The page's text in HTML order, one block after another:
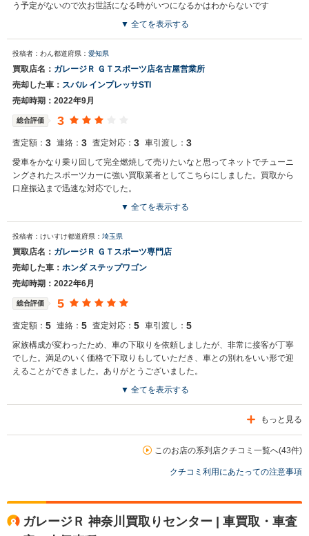
う予定がないので次お世話になる時がいつになるかはわからないです
▼ 全てを表示する
投稿者：わん都道府県： 愛知県
買取店名： ガレージＲ ＧＴスポーツ店名古屋営業所
売却した車： スバル インプレッサSTI
売却時期：2022年9月
総合評価 3
査定額： 3 連絡： 3 査定対応： 3 車引渡し： 3
愛車をかなり乗り回して完全燃焼して売りたいなと思ってネットでチューニ
ングされたスポーツカーに強い買取業者としてこちらにしました。買取から
口座振込まで迅速な対応でした。
▼ 全てを表示する
投稿者：けいすけ都道府県： 埼玉県
買取店名： ガレージＲ ＧＴスポーツ専門店
売却した車： ホンダ ステップワゴン
売却時期：2022年6月
総合評価 5
査定額： 5 連絡： 5 査定対応： 5 車引渡し： 5
家族構成が変わったため、車の下取りを依頼しましたが、非常に接客が丁寧
でした。満足のいく価格で下取りもしていただき、車との別れをいい形で迎
えることができました。ありがとうございました。
▼ 全てを表示する
もっと見る
このお店の系列店クチコミ一覧へ(43件)
クチコミ利用にあたっての注意事項
ガレージＲ 神奈川買取りセンター | 車買取・車査